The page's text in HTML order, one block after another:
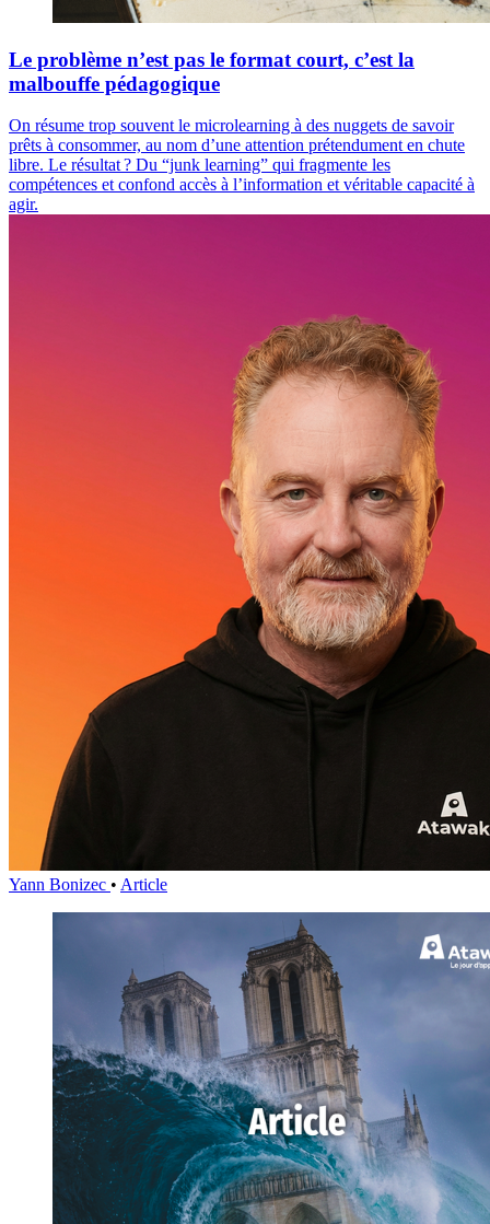
Le problème n’est pas le format court, c’est la
malbouffe pédagogique
On résume trop souvent le microlearning à des nuggets de savoir
prêts à consommer, au nom d’une attention prétendument en chute
libre. Le résultat ? Du “junk learning” qui fragmente les
compétences et confond accès à l’information et véritable capacité à
agir.
Yann Bonizec • Article